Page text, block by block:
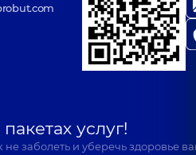
услуг!
заболеть и уберечь здоровье